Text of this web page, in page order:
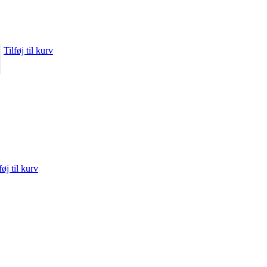
Tilføj til kurv
til kurv